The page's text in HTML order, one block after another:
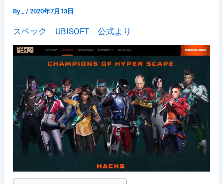
By _/2020年7月13日
スペック UBISOFT 公式より